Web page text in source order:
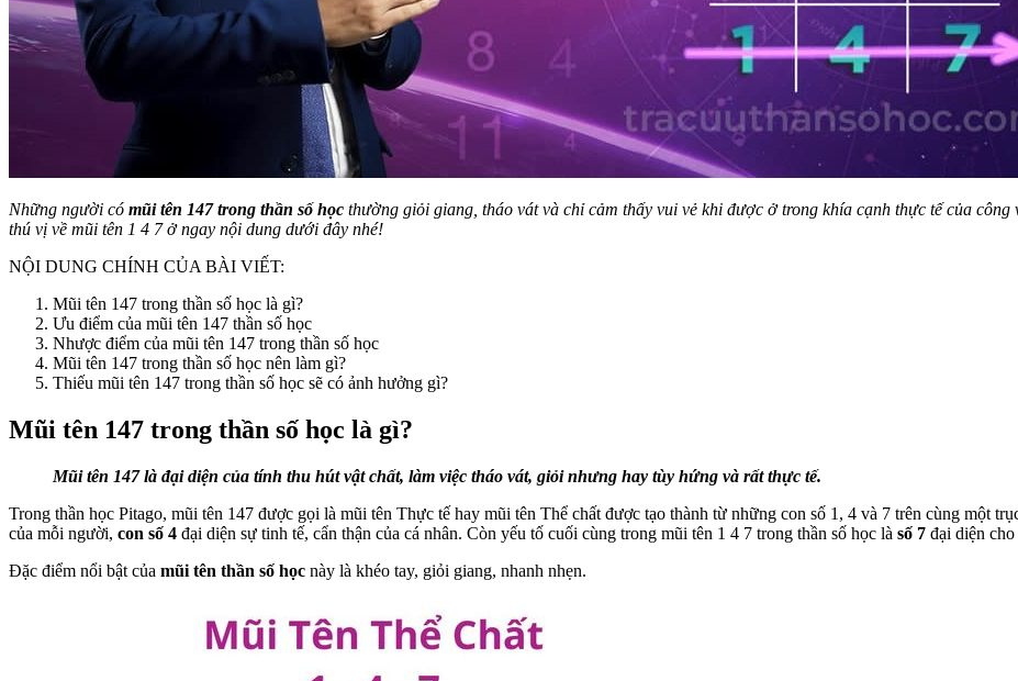
Những người có mũi tên 147 trong thần số học thường giỏi giang, tháo vát và chỉ cảm thấy vui vẻ khi được ở trong khía cạnh thực tế của
thú vị về mũi tên 1 4 7 ở ngay nội dung dưới đây nhé!
NỘI DUNG CHÍNH CỦA BÀI VIẾT:
Mũi tên 147 trong thần số học là gì?
Ưu điểm của mũi tên 147 thần số học
Nhược điểm của mũi tên 147 trong thần số học
Mũi tên 147 trong thần số học nên làm gì?
Thiếu mũi tên 147 trong thần số học sẽ có ảnh hưởng gì?
Mũi tên 147 trong thần số học là gì?
Mũi tên 147 là đại diện của tính thu hút vật chất, làm việc tháo vát, giỏi nhưng hay tùy hứng và rất thực tế.
Trong thần học Pitago, mũi tên 147 được gọi là mũi tên Thực tế hay mũi tên Thể chất được tạo thành từ những con số 1, 4 và 7 trên cùng một
của mỗi người, con số 4 đại diện sự tinh tế, cẩn thận của cá nhân. Còn yếu tố cuối cùng trong mũi tên 1 4 7 trong thần số học là số 7 đại diện
Đặc điểm nổi bật của mũi tên thần số học này là khéo tay, giỏi giang, nhanh nhẹn.